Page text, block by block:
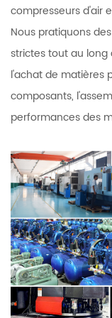
compresseurs d'air
Nous pratiquons
strictes tout au long
l'achat de matières
composants,
performances des